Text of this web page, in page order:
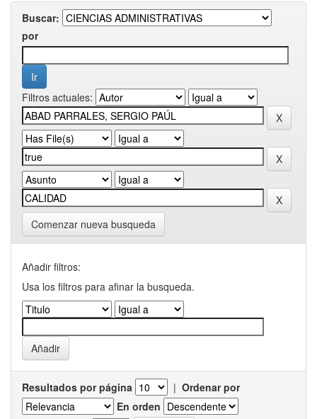
Buscar:
por
Filtros actuales:
Comenzar nueva busqueda
Añadir filtros:
Usa los filtros para afinar la busqueda.
Resultados por página | Ordenar por
En orden